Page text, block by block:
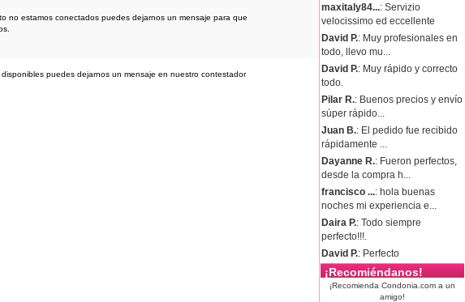
no estamos conectados puedes dejarnos un mensaje para que
disponibles puedes dejarnos un mensaje en nuestro contestador
maxitaly84...: Servizio
velocissimo ed eccellente
David P.: Muy profesionales en
todo, llevo mu...
David P.: Muy rápido y correcto
todo.
Pilar R.: Buenos precios y envío
súper rápido...
Juan B.: El pedido fue recibido
rápidamente ...
Dayanne R.: Fueron perfectos,
desde la compra h...
francisco ...: hola buenas
noches mi experiencia e...
Daira P.: Todo siempre
perfecto!!!.
David P.: Perfecto
¡Recomiéndanos!
¡Recomienda Condonia.com a un
amigo!